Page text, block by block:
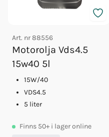
Art. nr88556
Motorolja Vds4.5
15w40 5l
15W/40
VDS4.5
5 liter
Finns 50+ i lager online